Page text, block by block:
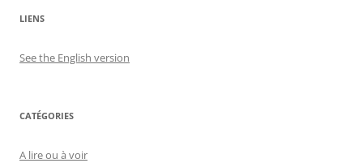
LIENS
See the English version
CATÉGORIES
A lire ou à voir